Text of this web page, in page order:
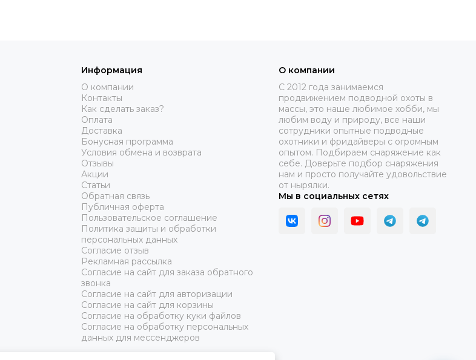
Информация
О компании
Контакты
Как сделать заказ?
Оплата
Доставка
Бонусная программа
Условия обмена и возврата
Отзывы
Акции
Статьи
Обратная связь
Публичная оферта
Пользовательское соглашение
Политика защиты и обработки
персональных данных
Согласие отзыв
Рекламная рассылка
Согласие на сайт для заказа обратного
звонка
Согласие на сайт для авторизации
Согласие на сайт для корзины
Согласие на обработку куки файлов
Согласие на обработку персональных
данных для мессенджеров
О компании
C 2012 года занимаемся
продвижением подводной охоты в
массы, это наше любимое хобби, мы
любим воду и природу, все наши
сотрудники опытные подводные
охотники и фридайверы с огромным
опытом. Подбираем снаряжение как
себе. Доверьте подбор снаряжения
нам и просто получайте удовольствие
от нырялки.
Мы в социальных сетях